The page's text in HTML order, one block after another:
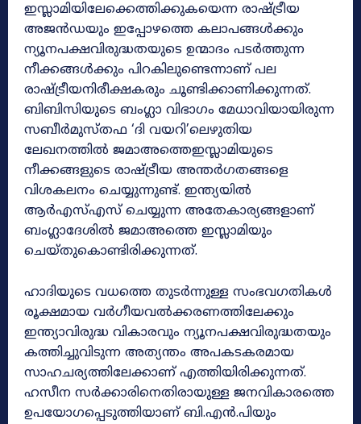
ഇസ്ലാമിയിലേക്കെത്തിക്കുകയെന്ന രാഷ്ട്രീയ
അജൻഡയും ഇപ്പോഴത്തെ കലാപങ്ങൾക്കും
ന്യൂനപക്ഷവിരുദ്ധതയുടെ ഉന്മാദം പടർത്തുന്ന
നീക്കങ്ങൾക്കും പിറകിലുണ്ടെന്നാണ് പല
രാഷ്ട്രീയനിരീക്ഷകരും ചൂണ്ടിക്കാണിക്കുന്നത്.
ബിബിസിയുടെ ബംഗ്ലാ വിഭാഗം മേധാവിയായിരുന്ന
സബീർമുസ്തഫ ‘ദി വയറി’ലെഴുതിയ
ലേഖനത്തിൽ ജമാഅത്തെഇസ്ലാമിയുടെ
നീക്കങ്ങളുടെ രാഷ്ട്രീയ അന്തർഗതങ്ങളെ
വിശകലനം ചെയ്യുന്നുണ്ട്. ഇന്ത്യയിൽ
ആർഎസ്എസ് ചെയ്യുന്ന അതേകാര്യങ്ങളാണ്
ബംഗ്ലാദേശിൽ ജമാഅത്തെ ഇസ്ലാമിയും
ചെയ്തുകൊണ്ടിരിക്കുന്നത്.
ഹാദിയുടെ വധത്തെ തുടർന്നുള്ള സംഭവഗതികൾ
രൂക്ഷമായ വർഗീയവൽക്കരണത്തിലേക്കും
ഇന്ത്യാവിരുദ്ധ വികാരവും ന്യൂനപക്ഷവിരുദ്ധതയും
കത്തിച്ചുവിടുന്ന അത്യന്തം അപകടകരമായ
സാഹചര്യത്തിലേക്കാണ് എത്തിയിരിക്കുന്നത്.
ഹസീന സർക്കാരിനെതിരായുള്ള ജനവികാരത്തെ
ഉപയോഗപ്പെടുത്തിയാണ് ബി.എൻ.പിയും